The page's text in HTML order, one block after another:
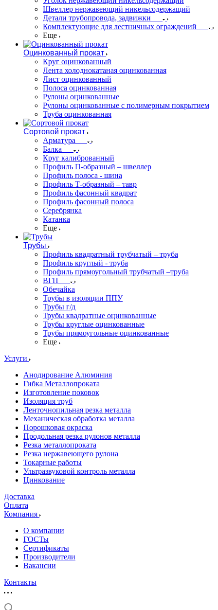
Швеллер нержавеющий никельсодержащий
Детали трубопровода, задвижки
Комплектующие для лестничных ограждений
Еще
Оцинкованный прокат
Круг оцинкованный
Лента холоднокатаная оцинкованная
Лист оцинкованный
Полоса оцинкованная
Рулоны оцинкованные
Рулоны оцинкованные с полимерным покрытием
Труба оцинкованная
Сортовой прокат
Арматура
Балка
Круг калиброванный
Профиль П-образный – швеллер
Профиль полоса - шина
Профиль Т-образный – тавр
Профиль фасонный квадрат
Профиль фасонный полоса
Серебрянка
Катанка
Еще
Трубы
Профиль квадратный трубчатый – труба
Профиль круглый - труба
Профиль прямоугольный трубчатый –труба
ВГП
Обечайка
Трубы в изоляции ППУ
Трубы г/д
Трубы квадратные оцинкованные
Трубы круглые оцинкованные
Трубы прямоугольные оцинкованные
Еще
Услуги
Анодирование Алюминия
Гибка Металлопроката
Изготовление поковок
Изоляция труб
Ленточнопильная резка металла
Механическая обработка металла
Порошковая окраска
Продольная резка рулонов металла
Резка металлопроката
Резка нержавеющего рулона
Токарные работы
Ультразвуковой контроль металла
Цинкование
Доставка
Оплата
Компания
О компании
ГОСТы
Сертификаты
Производители
Вакансии
Контакты